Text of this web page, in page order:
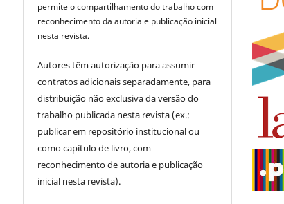
permite o compartilhamento do trabalho com
reconhecimento da autoria e publicação inicial
nesta revista.
Autores têm autorização para assumir
contratos adicionais separadamente, para
distribuição não exclusiva da versão do
trabalho publicada nesta revista (ex.:
publicar em repositório institucional ou
como capítulo de livro, com
reconhecimento de autoria e publicação
inicial nesta revista).